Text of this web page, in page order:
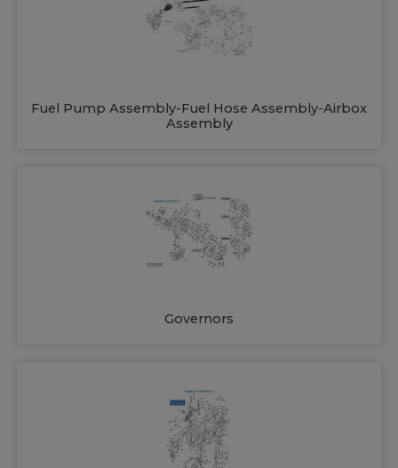
Fuel Pump Assembly-Fuel Hose Assembly-Airbox
Assembly
Governors